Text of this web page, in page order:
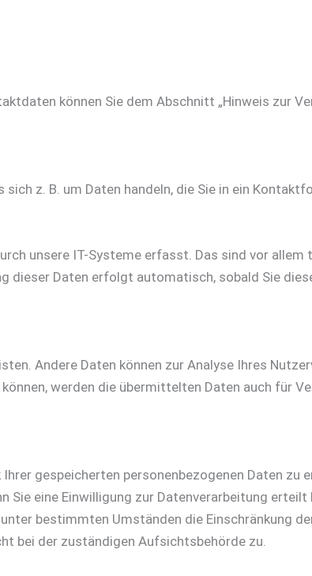
können Sie dem Abschnitt „Hinweis zur
z. B. um Daten handeln, die Sie in ein
unsere IT-Systeme erfasst. Das sind vor allem
dieser Daten erfolgt automatisch, sobald Sie
Andere Daten können zur Analyse Ihres
werden die übermittelten Daten auch für
gespeicherten personenbezogenen Daten zu
Sie eine Einwilligung zur Datenverarbeitung erteilt
bestimmten Umständen die Einschränkung
bei der zuständigen Aufsichtsbehörde zu.